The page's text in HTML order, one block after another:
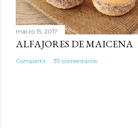
marzo 15, 2017
ALFAJORES DE MAICENA
Compartir 39 comentarios